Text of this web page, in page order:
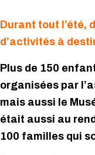
Durant tout l’été,
d’activités à
Plus de 150
organisées par
mais aussi le
était aussi au
100 familles qui